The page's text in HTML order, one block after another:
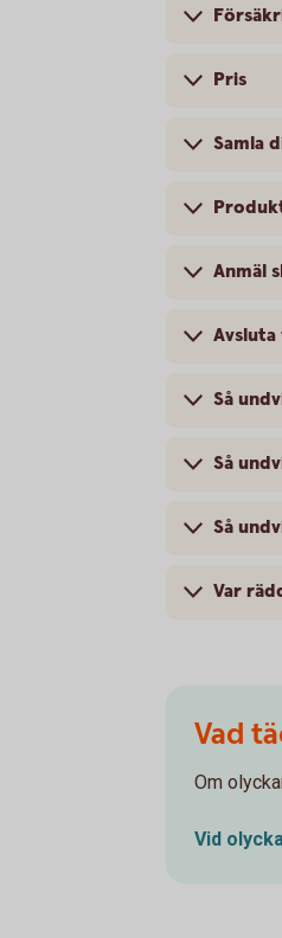
Pris
Samla
Anmäl
Så
Så
Så
Var
Vad
Om
Vid